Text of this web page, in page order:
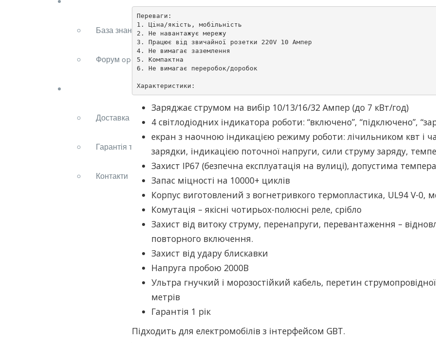
База знань
Форум open EVSE
Доставка та оплата
Гарантія та повернення
Контакти
ВИБОРОМ
СТРУМУ
Переваги:
1. Ціна/якість, мобільність
2. Не навантажує мережу
3. Працює від звичайної розетки 220V 10 Ампер
4. Не вимагає заземлення
5. Компактна
6. Не вимагає переробок/доробок
Характеристики:
Заряджає струмом на вибір 10/13/16/32 Ампер (до 7 кВт/год)
4 світлодіодних індикатора роботи: “включено”, “підключено”,
екран з наочною індикацією режиму роботи: лічильником квт і
зарядки, індикацією поточної напруги, сили струму заряду,
Захист IP67 (безпечна експлуатація на вулиці), допустима
Запас міцності на 10000+ циклів
Корпус виготовлений з вогнетривкого термопластика, UL94 V-0,
Комутація – якісні чотирьох-полюсні реле, срібло
Захист від витоку струму, перенапруги, перевантаження –
повторного включення.
Захист від удару блискавки
Напруга пробою 2000В
Ультра гнучкий і морозостійкий кабель, перетин
метрів
Гарантія 1 рік
Підходить для електромобілів з інтерфейсом GBT.